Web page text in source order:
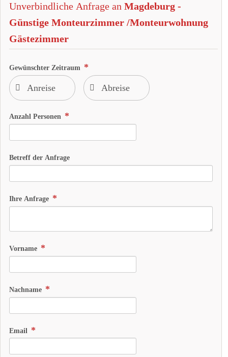
Unverbindliche Anfrage an Magdeburg -
Günstige Monteurzimmer /Monteurwohnung
Gästezimmer
Gewünschter Zeitraum
Anzahl Personen
Betreff der Anfrage
Ihre Anfrage
Vorname
Nachname
Email